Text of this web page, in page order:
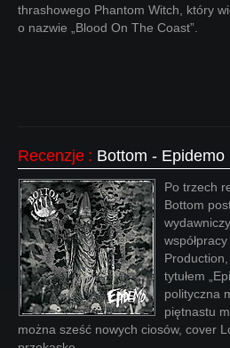
thrashowego Phantom Witch, który
o nazwie „Blood On The Coast”.
Recenzje : Bottom - Epidemo
Po trzech
Bottom
tytułem
polityczna
piętnastu
można sześć nowych ciosów, cover